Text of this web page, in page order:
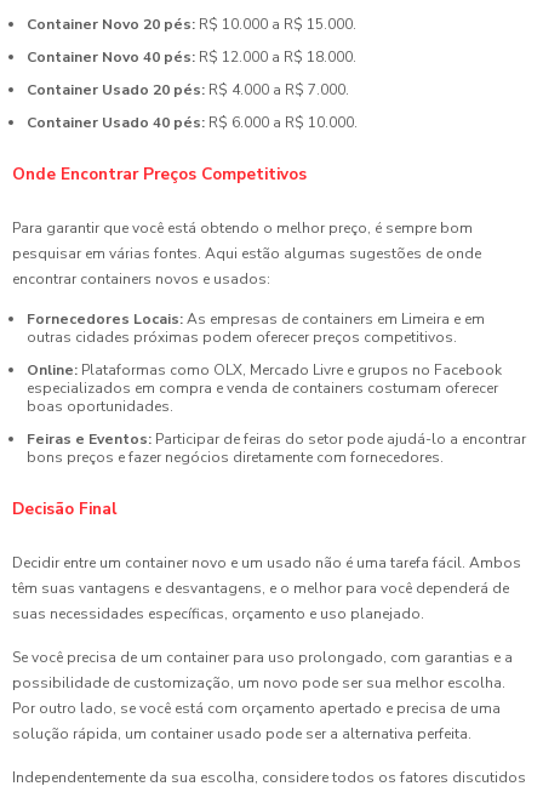
Container Novo 20 pés: R$ 10.000 a R$ 15.000.
Container Novo 40 pés: R$ 12.000 a R$ 18.000.
Container Usado 20 pés: R$ 4.000 a R$ 7.000.
Container Usado 40 pés: R$ 6.000 a R$ 10.000.
Onde Encontrar Preços Competitivos
Para garantir que você está obtendo o melhor preço, é sempre bom
pesquisar em várias fontes. Aqui estão algumas sugestões de onde
encontrar containers novos e usados:
Fornecedores Locais:As empresas de containers em Limeira e em
outras cidades próximas podem oferecer preços competitivos.
Online: Plataformas como OLX, Mercado Livre e grupos no Facebook
especializados em compra e venda de containers costumam oferecer
boas oportunidades.
Feiras e Eventos: Participar de feiras do setor pode ajudá-lo a encontrar
bons preços e fazer negócios diretamente com fornecedores.
Decisão Final
Decidir entre um container novo e um usado não é uma tarefa fácil. Ambos
têm suas vantagens e desvantagens, e o melhor para você dependerá de
suas necessidades específicas, orçamento e uso planejado.
Se você precisa de um container para uso prolongado, com garantias e a
possibilidade de customização, um novo pode ser sua melhor escolha.
Por outro lado, se você está com orçamento apertado e precisa de uma
solução rápida, um container usado pode ser a alternativa perfeita.
Independentemente da sua escolha, considere todos os fatores discutidos